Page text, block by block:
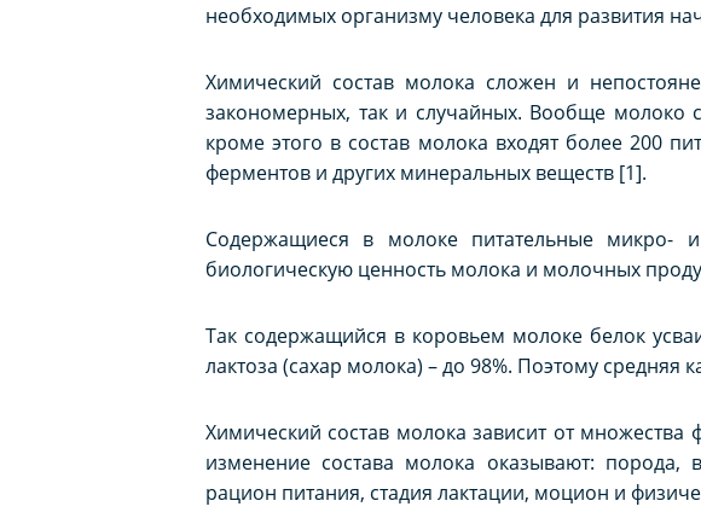
необходимых организму человека для развития
Химический состав молока сложен и
закономерных, так и случайных. Вообще молоко
кроме этого в состав молока входят более 200
ферментов и других минеральных веществ [1].
Содержащиеся в молоке питательные микро-
биологическую ценность молока и молочных
Так содержащийся в коровьем молоке белок
лактоза (сахар молока) – до 98%. Поэтому средняя
Химический состав молока зависит от
изменение состава молока оказывают: порода,
рацион питания, стадия лактации, моцион и